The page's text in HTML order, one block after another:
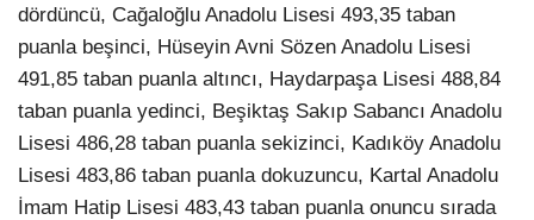
dördüncü, Cağaloğlu Anadolu Lisesi 493,35 taban
puanla beşinci, Hüseyin Avni Sözen Anadolu Lisesi
491,85 taban puanla altıncı, Haydarpaşa Lisesi 488,84
taban puanla yedinci, Beşiktaş Sakıp Sabancı Anadolu
Lisesi 486,28 taban puanla sekizinci, Kadıköy Anadolu
Lisesi 483,86 taban puanla dokuzuncu, Kartal Anadolu
İmam Hatip Lisesi 483,43 taban puanla onuncu sırada